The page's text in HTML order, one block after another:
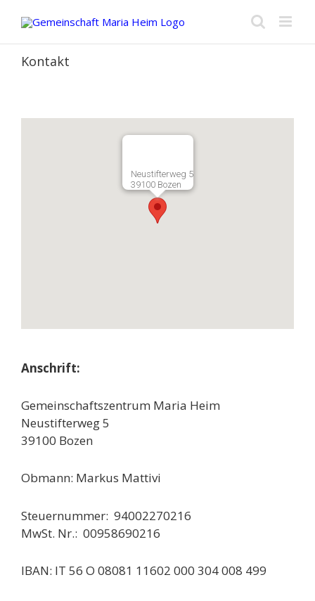
Inhalt
Kontakt
Neustifterweg 5
39100 Bozen
Anschrift:
Gemeinschaftszentrum Maria Heim
Neustifterweg 5
39100 Bozen
Obmann: Markus Mattivi
Steuernummer: 94002270216
MwSt. Nr.: 00958690216
IBAN: IT 56 O 08081 11602 000 304 008 499